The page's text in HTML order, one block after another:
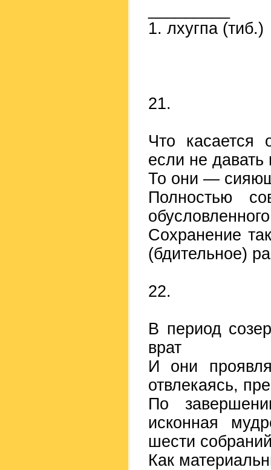
1. лхугпа (тиб.)
21.
Что касается
если не давать
То они —
Полностью
Сохранение
(бдительное)
22.
В период
врат
И они
отвлекаясь,
По
исконная
шести
Как